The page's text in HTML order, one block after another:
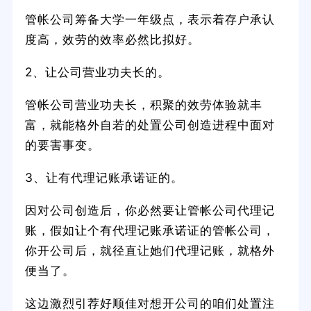
管帐公司筹备大学一年级点，表示着存户承认
度高，效劳的效率必然比拟好。
2、让公司营业功夫长的。
管帐公司营业功夫长，积聚的效劳体验就丰
富，就能格外自若的处置公司创造进程中面对
的要害事变。
3、让有代理记账承诺证的。
因对公司创造后，你必然要让管帐公司代理记
账，假如让个有代理记账承诺证的管帐公司，
你开公司后，就径直让她们代理记账，就格外
便当了。
这边激烈引荐好顺佳对想开公司的咱们处置注